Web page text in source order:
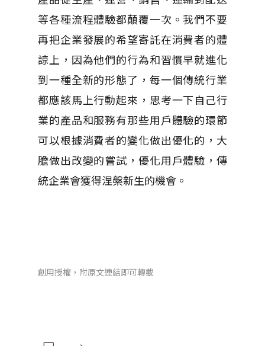
等各種流程體驗都顛覆一次。我們不要
再把企業發展的希望寄託在消費者的體
諒上，因為他們的行為和習慣早就進化
到一種全新的形態了，每一個傳統行業
都應該馬上行動起來，思考一下自己行
業的產品和服務有那些用戶體驗的環節
可以根據消費者的變化做出優化的，大
膽做出改變的嘗試，優化用戶體驗，傳
統企業會獲得涅槃新生的機會。
創用授權，附原文連結即可轉載